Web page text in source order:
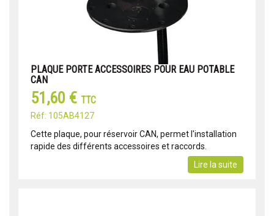
PLAQUE PORTE ACCESSOIRES POUR EAU POTABLE
CAN
51,60 € TTC
Réf: 105AB4127
Cette plaque, pour réservoir CAN, permet l'installation
rapide des différents accessoires et raccords.
Lire la suite